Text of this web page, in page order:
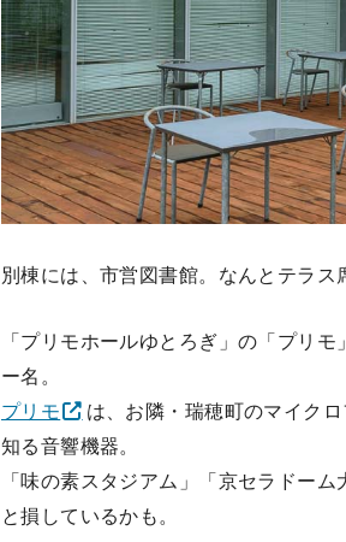
別棟には、市営図書館。なんとテラス
「プリモホールゆとろぎ」の「プリ
ー名。
プリモ
は、お隣・瑞穂町のマイク
知る音響機器。
「味の素スタジアム」「京セラドー
と損しているかも。